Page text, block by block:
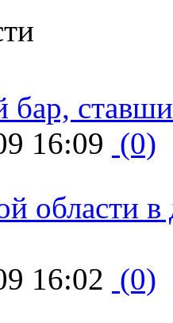
бар,
16:09 (0)
области в
16:02 (0)